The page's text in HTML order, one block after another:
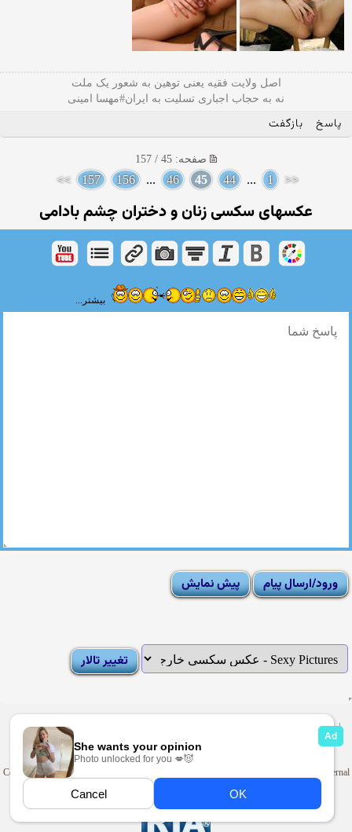
اصل ولایت فقیه یعنی‌ توهین به شعور یک ملت
نه به حجاب اجباری تسلیت به ایران#مهسا امینی
پاسخ بازگفت
صفحه: 45 / 157
<<
1
...
44
45
46
...
156
157
>>
عکسهای سکسی زنان و دختران چشم بادامی
بیشتر...
Moderator List |
Sexy Pictures Archive
Adult Forums
Copyright © 2009-2025
. Looti Forums is not responsible for the content of external